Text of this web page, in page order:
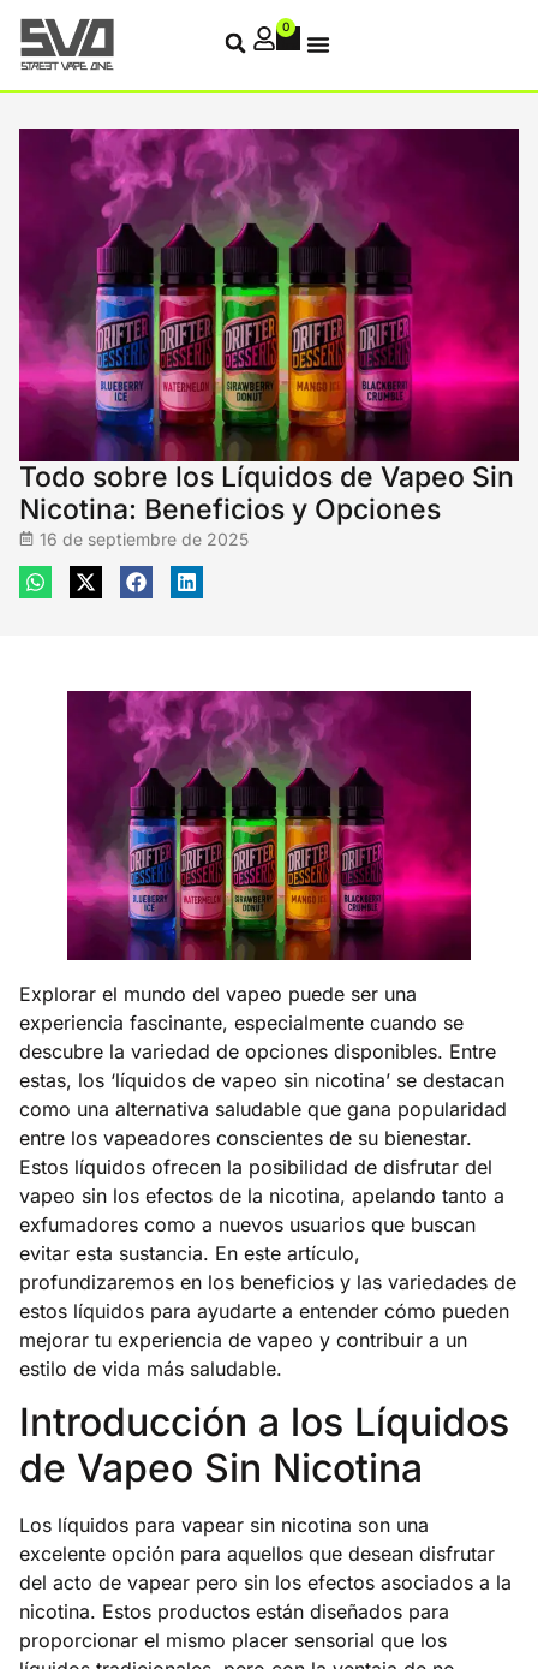
0
Todo sobre los Líquidos de Vapeo Sin
Nicotina: Beneficios y Opciones
16 de septiembre de 2025
Explorar el mundo del vapeo puede ser una
experiencia fascinante, especialmente cuando se
descubre la variedad de opciones disponibles. Entre
estas, los ‘líquidos de vapeo sin nicotina’ se destacan
como una alternativa saludable que gana popularidad
entre los vapeadores conscientes de su bienestar.
Estos líquidos ofrecen la posibilidad de disfrutar del
vapeo sin los efectos de la nicotina, apelando tanto a
exfumadores como a nuevos usuarios que buscan
evitar esta sustancia. En este artículo,
profundizaremos en los beneficios y las variedades de
estos líquidos para ayudarte a entender cómo pueden
mejorar tu experiencia de vapeo y contribuir a un
estilo de vida más saludable.
Introducción a los Líquidos
de Vapeo Sin Nicotina
Los líquidos para vapear sin nicotina son una
excelente opción para aquellos que desean disfrutar
del acto de vapear pero sin los efectos asociados a la
nicotina. Estos productos están diseñados para
proporcionar el mismo placer sensorial que los